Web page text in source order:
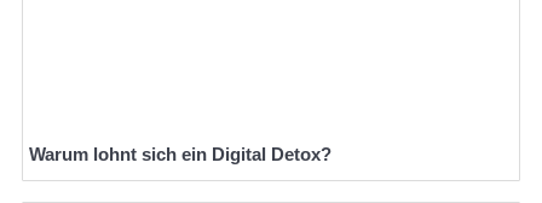
Warum lohnt sich ein Digital Detox?